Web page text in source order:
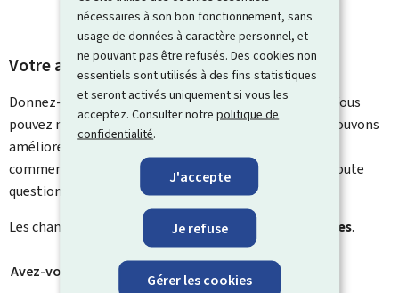
nécessaires à son bon fonctionnement, sans
usage de données à caractère personnel, et
ne pouvant pas être refusés. Des cookies non
essentiels sont utilisés à des fins statistiques
et seront activés uniquement si vous les
acceptez. Consulter notrepolitique de
confidentialité.
J'accepte
Je refuse
Gérer les cookies
Votre avis nous intéresse
Donnez-nous votre avis sur le contenu de cette page. Vous
pouvez nous laisser un commentaire sur ce que nous pouvons
améliorer. Vous ne recevrez pas de réponse à votre
commentaire. Utilisez le formulaire de contact pour toute
question particulière.
Les champs marqués d’une étoile ( * obligatoires.
Avez-vous trouvé ce que vous cherchiez ?
*